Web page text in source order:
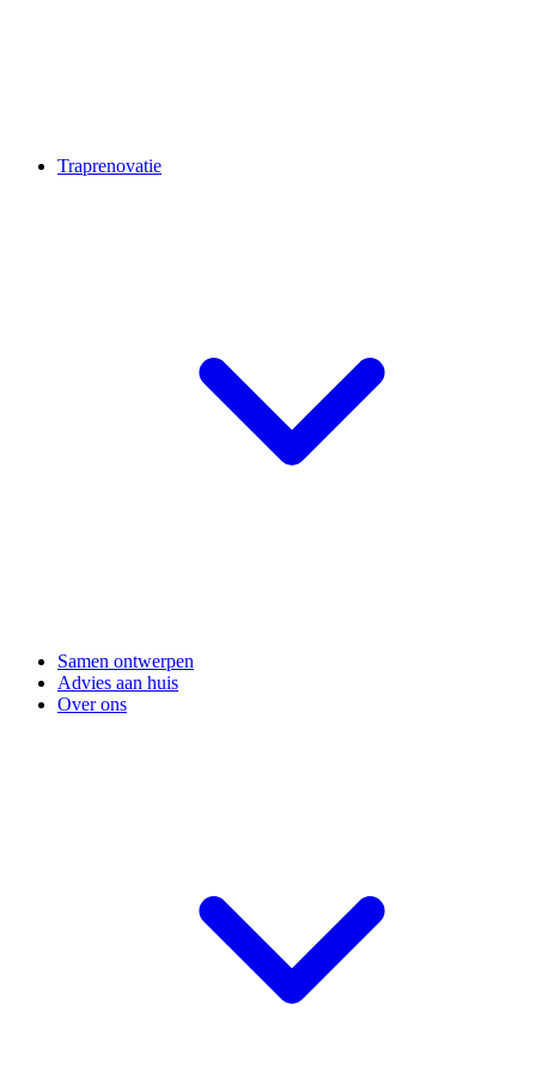
Traprenovatie
Samen ontwerpen
Advies aan huis
Over ons